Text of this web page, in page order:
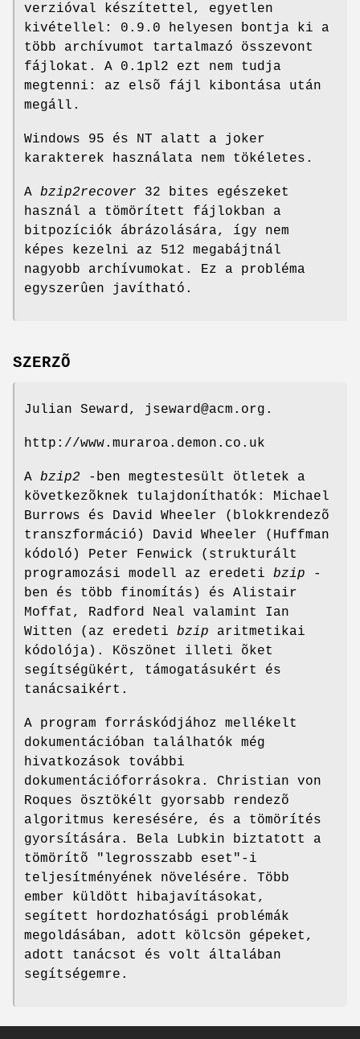
verzióval készítettel, egyetlen
kivétellel: 0.9.0 helyesen bontja ki a
több archívumot tartalmazó összevont
fájlokat. A 0.1pl2 ezt nem tudja
megtenni: az elsõ fájl kibontása után
megáll.
Windows 95 és NT alatt a joker
karakterek használata nem tökéletes.
A bzip2recover 32 bites egészeket
használ a tömörített fájlokban a
bitpozíciók ábrázolására, így nem
képes kezelni az 512 megabájtnál
nagyobb archívumokat. Ez a probléma
egyszerûen javítható.
SZERZÕ
Julian Seward, jseward@acm.org.
http://www.muraroa.demon.co.uk
A bzip2 -ben megtestesült ötletek a
következõknek tulajdoníthatók: Michael
Burrows és David Wheeler (blokkrendezõ
transzformáció) David Wheeler (Huffman
kódoló) Peter Fenwick (strukturált
programozási modell az eredeti bzip -
ben és több finomítás) és Alistair
Moffat, Radford Neal valamint Ian
Witten (az eredeti bzip aritmetikai
kódolója). Köszönet illeti õket
segítségükért, támogatásukért és
tanácsaikért.
A program forráskódjához mellékelt
dokumentációban találhatók még
hivatkozások további
dokumentációforrásokra. Christian von
Roques ösztökélt gyorsabb rendezõ
algoritmus keresésére, és a tömörítés
gyorsítására. Bela Lubkin biztatott a
tömörítõ "legrosszabb eset"-i
teljesítményének növelésére. Több
ember küldött hibajavításokat,
segített hordozhatósági problémák
megoldásában, adott kölcsön gépeket,
adott tanácsot és volt általában
segítségemre.